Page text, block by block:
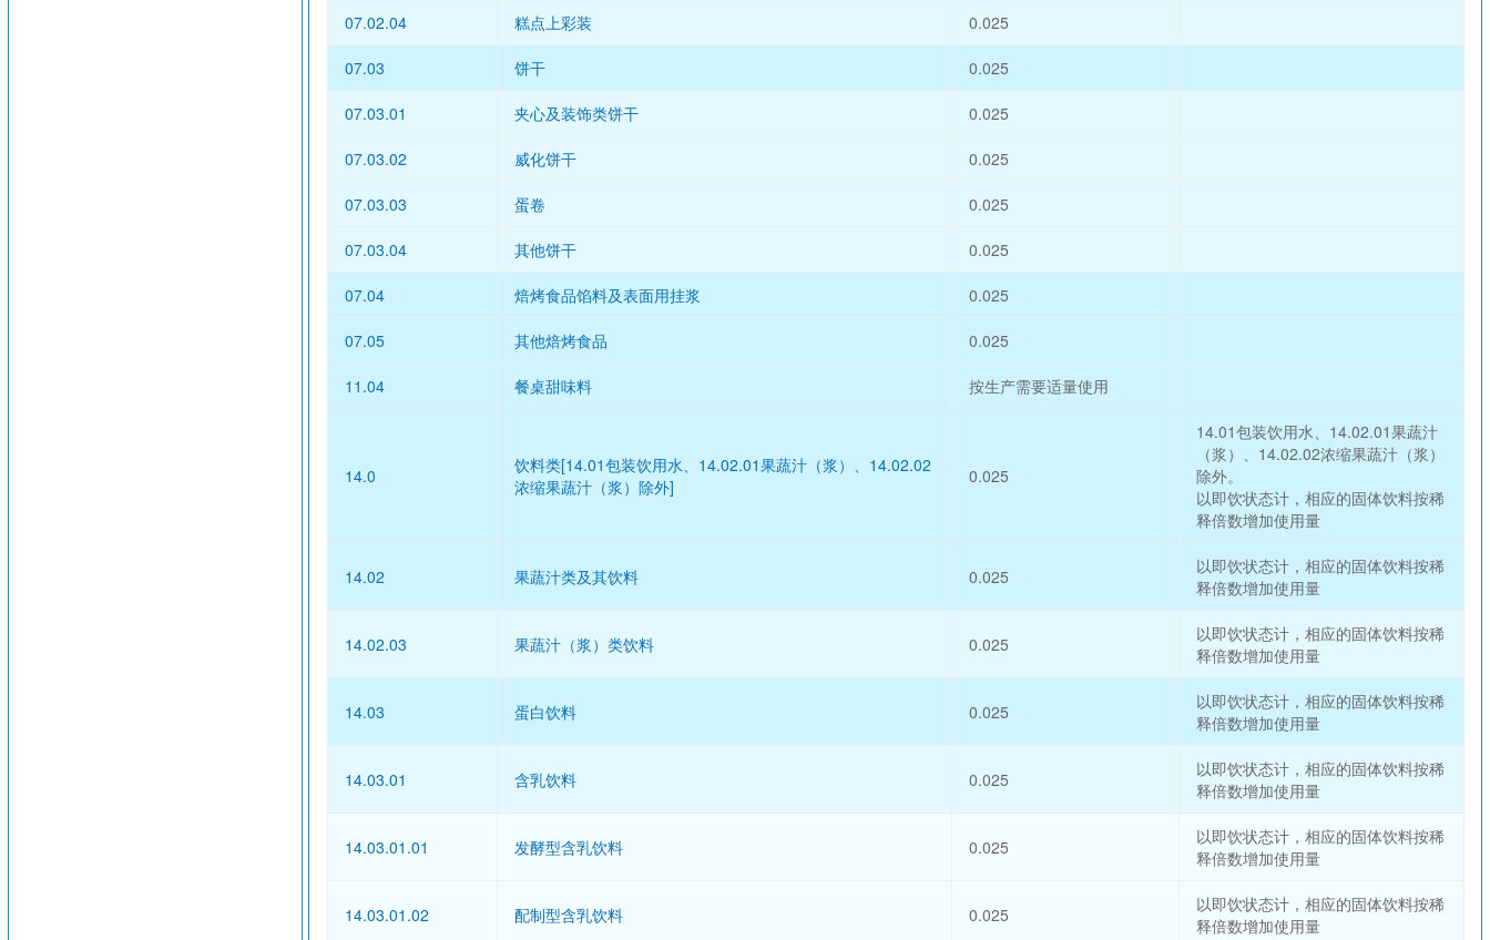
07.02.04 糕点上彩装 0.025
07.03 饼干 0.025
07.03.01 夹心及装饰类饼干 0.025
07.03.02 威化饼干 0.025
07.03.03 蛋卷 0.025
07.03.04 其他饼干 0.025
07.04 焙烤食品馅料及表面用挂浆 0.025
07.05 其他焙烤食品 0.025
11.04 餐桌甜味料 按生产需要适量使用
14.0
饮料类[14.01包装饮用水、14.02.01果蔬汁（浆）、14.02.02
浓缩果蔬汁（浆）除外]
0.025
14.01包装饮用水、14.02.01果蔬汁
（浆）、14.02.02浓缩果蔬汁（浆）
除外。
以即饮状态计，相应的固体饮料按稀
释倍数增加使用量
14.02 果蔬汁类及其饮料 0.025
以即饮状态计，相应的固体饮料按稀
释倍数增加使用量
14.02.03 果蔬汁（浆）类饮料 0.025
以即饮状态计，相应的固体饮料按稀
释倍数增加使用量
14.03 蛋白饮料 0.025
以即饮状态计，相应的固体饮料按稀
释倍数增加使用量
14.03.01 含乳饮料 0.025
以即饮状态计，相应的固体饮料按稀
释倍数增加使用量
14.03.01.01 发酵型含乳饮料 0.025
以即饮状态计，相应的固体饮料按稀
释倍数增加使用量
14.03.01.02 配制型含乳饮料 0.025
以即饮状态计，相应的固体饮料按稀
释倍数增加使用量